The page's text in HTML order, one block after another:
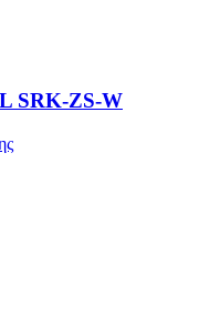
SRK-ZS-W